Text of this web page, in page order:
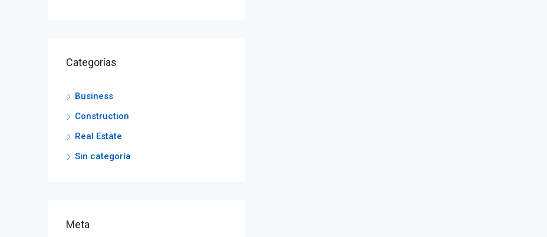
Categorías
Business
Construction
Real Estate
Sin categoría
Meta